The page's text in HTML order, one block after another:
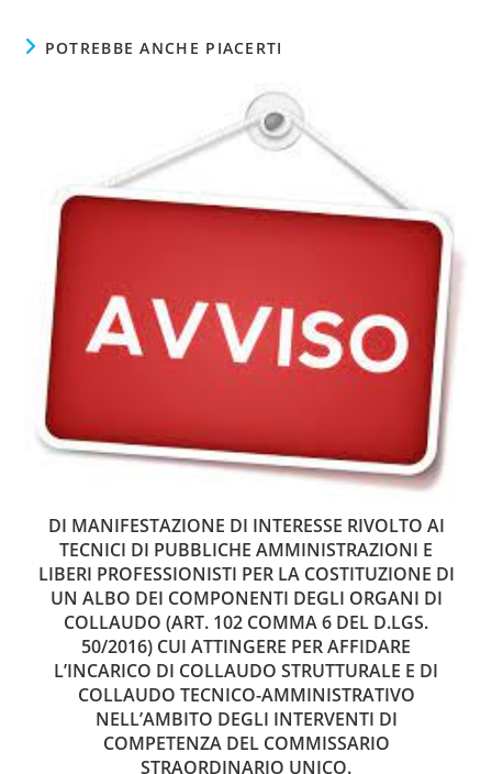
POTREBBE ANCHE PIACERTI
DI MANIFESTAZIONE DI INTERESSE RIVOLTO AI
TECNICI DI PUBBLICHE AMMINISTRAZIONI E
LIBERI PROFESSIONISTI PER LA COSTITUZIONE DI
UN ALBO DEI COMPONENTI DEGLI ORGANI DI
COLLAUDO (ART. 102 COMMA 6 DEL D.LGS.
50/2016) CUI ATTINGERE PER AFFIDARE
L’INCARICO DI COLLAUDO STRUTTURALE E DI
COLLAUDO TECNICO-AMMINISTRATIVO
NELL’AMBITO DEGLI INTERVENTI DI
COMPETENZA DEL COMMISSARIO
STRAORDINARIO UNICO.